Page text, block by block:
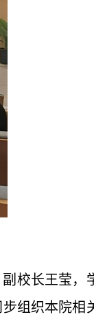
校长王莹，
组织本院相